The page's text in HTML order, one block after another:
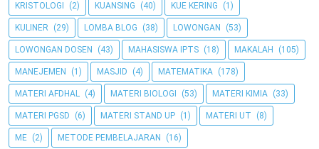
KRISTOLOGI (2) KUANSING (40) KUE KERING (1)
KULINER (29) LOMBA BLOG (38) LOWONGAN (53)
LOWONGAN DOSEN (43) MAHASISWA IPTS (18) MAKALAH (105)
MANEJEMEN (1) MASJID (4) MATEMATIKA (178)
MATERI AFDHAL (4) MATERI BIOLOGI (53) MATERI KIMIA (33)
MATERI PGSD (6) MATERI STAND UP (1) MATERI UT (8)
ME (2) METODE PEMBELAJARAN (16)